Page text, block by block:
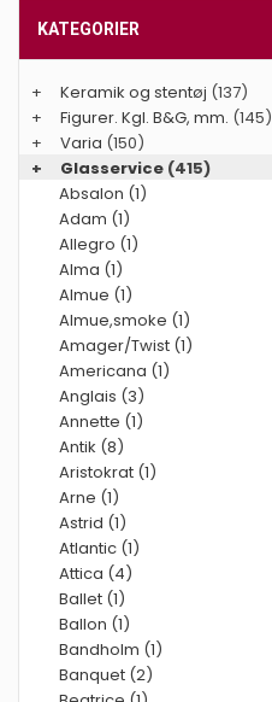
KATEGORIER
+ Keramik og stentøj (137)
+
Figurer. Kgl. B&G, mm. (145)
+
Varia (150)
+
Glasservice (415)
Absalon (1)
Adam (1)
Allegro (1)
Alma (1)
Almue (1)
Almue,smoke (1)
Amager/Twist (1)
Americana (1)
Anglais (3)
Annette (1)
Antik (8)
Aristokrat (1)
Arne (1)
Astrid (1)
Atlantic (1)
Attica (4)
Ballet (1)
Ballon (1)
Bandholm (1)
Banquet (2)